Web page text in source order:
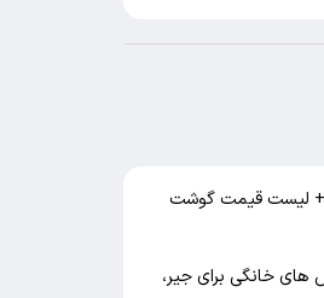
+ لیست قیمت گوشت
های خانگی برای جیر،